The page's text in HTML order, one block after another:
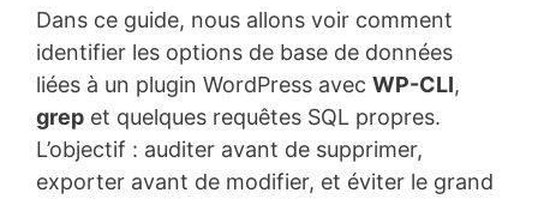
Dans ce guide, nous allons voir comment
identifier les options de base de données
liées à un plugin WordPress avec WP-CLI,
grep et quelques requêtes SQL propres.
L’objectif : auditer avant de supprimer,
exporter avant de modifier, et éviter le grand